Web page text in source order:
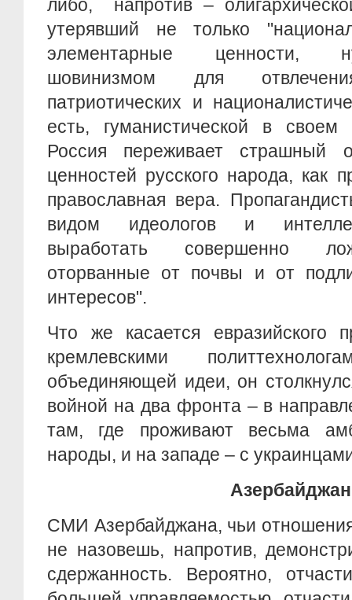
либо, напротив –
утерявший не только
элементарные ценности,
шовинизмом для
патриотических и
есть, гуманистической в своем
Россия переживает страшный
ценностей русского народа, как
православная вера.
видом идеологов и
выработать совершенно
оторванные от почвы и от
интересов".
Что же касается евразийского
кремлевскими
объединяющей идеи, он
войной на два фронта – в
там, где проживают весьма
народы, и на западе – с
Азербайджан
СМИ Азербайджана, чьи
не назовешь, напротив,
сдержанность. Вероятно,